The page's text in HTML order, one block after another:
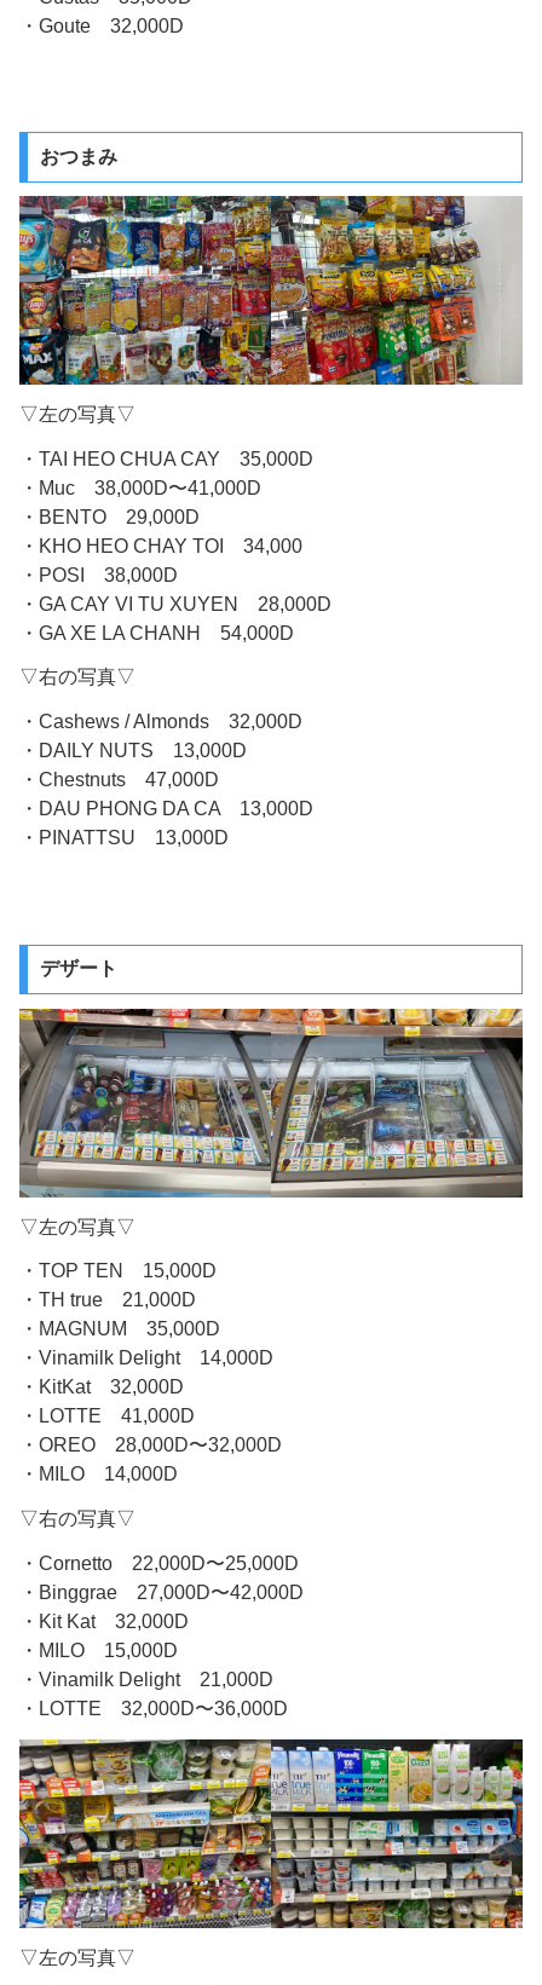
・Goute 32,000D
おつまみ
▽左の写真▽
・TAI HEO CHUA CAY 35,000D
・Muc 38,000D〜41,000D
・BENTO 29,000D
・KHO HEO CHAY TOI 34,000
・POSI 38,000D
・GA CAY VI TU XUYEN 28,000D
・GA XE LA CHANH 54,000D
▽右の写真▽
・Cashews / Almonds 32,000D
・DAILY NUTS 13,000D
・Chestnuts 47,000D
・DAU PHONG DA CA 13,000D
・PINATTSU 13,000D
デザート
▽左の写真▽
・TOP TEN 15,000D
・TH true 21,000D
・MAGNUM 35,000D
・Vinamilk Delight 14,000D
・KitKat 32,000D
・LOTTE 41,000D
・OREO 28,000D〜32,000D
・MILO 14,000D
▽右の写真▽
・Cornetto 22,000D〜25,000D
・Binggrae 27,000D〜42,000D
・Kit Kat 32,000D
・MILO 15,000D
・Vinamilk Delight 21,000D
・LOTTE 32,000D〜36,000D
▽左の写真▽